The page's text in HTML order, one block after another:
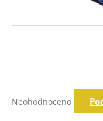
hodnocení
Neohodnoceno
j